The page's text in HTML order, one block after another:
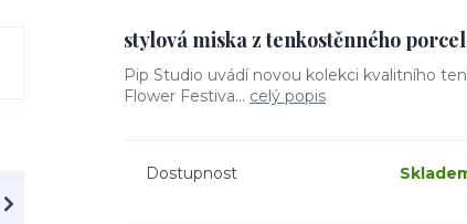
stylová miska z tenkostěnného
Pip Studio uvádí novou kolekci kvalitního
Flower Festiva... celý popis
Dostupnost